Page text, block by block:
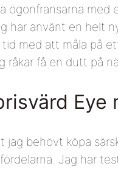
ögonfransarna med
har använt en helt
med att måla på
råkar få en dutt på
Eye
jag behövt köpa
Jag har